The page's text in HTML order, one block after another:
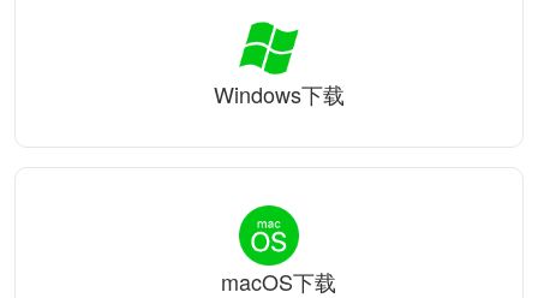
Windows下载
macOS下载